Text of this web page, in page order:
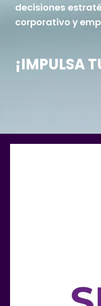
decisiones
corporativo y
¡IMPULSA